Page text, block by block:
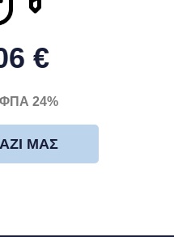
€
ΦΠΑ 24%
ΜΑΣ